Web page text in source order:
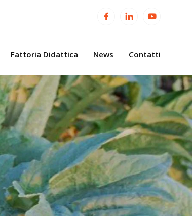
Fattoria Didattica News Contatti